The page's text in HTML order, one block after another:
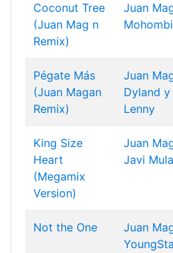
Coconut Tree
(Juan Mag n
Remix)
Juan
Mohombi
Pégate Más
(Juan Magan
Remix)
Juan
Dyland y
Lenny
King Size
Heart
(Megamix
Version)
Juan
Javi Mula
Not the One
Juan